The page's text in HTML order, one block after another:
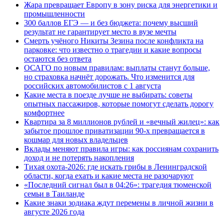
Жара превращает Европу в зону риска для энергетики и
промышленности
300 баллов ЕГЭ — и без бюджета: почему высший
результат не гарантирует место в вузе мечты
Смерть учёного Никиты Зезина после конфликта на
парковке: что известно о трагедии и какие вопросы
остаются без ответа
ОСАГО по новым правилам: выплаты станут больше,
но страховка начнёт дорожать. Что изменится для
российских автомобилистов с 1 августа
Какие места в поезде лучше не выбирать: советы
опытных пассажиров, которые помогут сделать дорогу
комфортнее
Квартира за 8 миллионов рублей и «вечный жилец»: как
забытое прошлое приватизации 90-х превращается в
кошмар для новых владельцев
Вклады меняют правила игры: как россиянам сохранить
доход и не потерять накопления
Тихая охота-2026: где искать грибы в Ленинградской
области, когда ехать и какие места не разочаруют
«Последний сигнал был в 04:26»: трагедия тюменской
семьи в Таиланде
Какие знаки зодиака ждут перемены в личной жизни в
августе 2026 года